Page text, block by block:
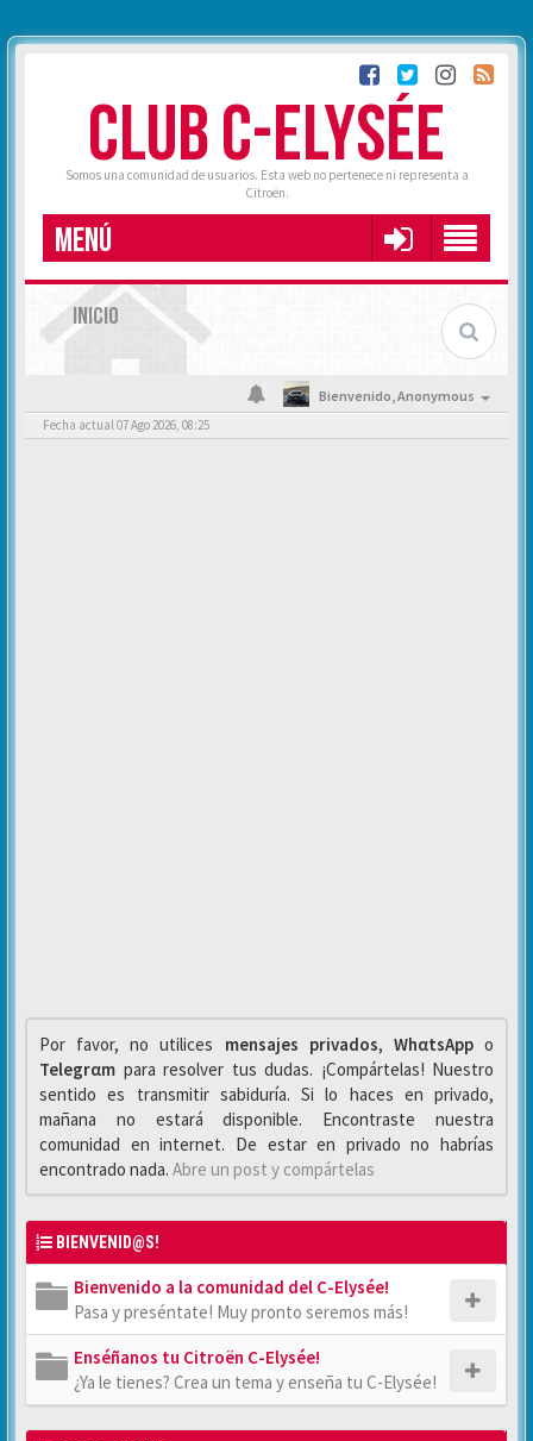
CLUB C-ELYSÉE
Somos una comunidad de usuarios. Esta web no pertenece ni representa a
Citroën.
MENÚ
INICIO
Bienvenido,Anonymous
Fecha actual 07 Ago 2026, 08:25
Por favor, no utilices mensajes privados, WhαtsAppo
Telegrαm para resolver tus dudas. ¡Compártelas! Nuestro
sentido es transmitir sabiduría. Si lo haces en privado,
mañana no estará disponible. Encontraste nuestra
comunidad en internet. De estar en privado no habrías
encontrado nada. Abre un post y compártelas
BIENVENID@S!
Bienvenido a la comunidad del C-Elysée!
Pasa y preséntate! Muy pronto seremos más!
Enséñanos tu Citroën C-Elysée!
¿Ya le tienes? Crea un tema y enseña tu C-Elysée!